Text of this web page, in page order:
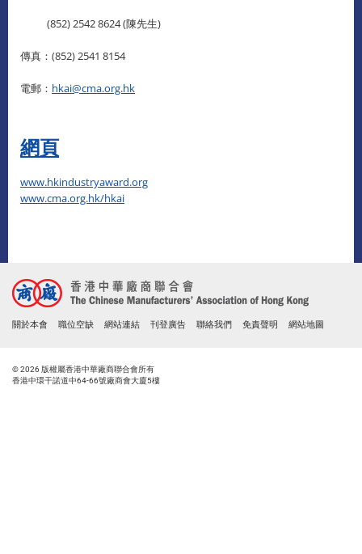
(852) 2542 8624 (陳先生)
傳真：(852) 2541 8154
電郵： hkai@cma.org.hk
網頁
www.hkindustryaward.org
www.cma.org.hk/hkai
關於本會 職位空缺 網站連結 刊登廣告 聯絡我們 免責聲明 網站地圖
© 2026 版權屬香港中華廠商聯合會所有
香港中環干諾道中64-66號廠商會大廈5樓